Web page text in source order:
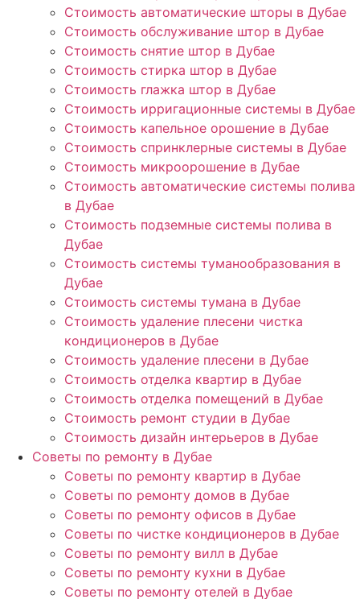
Стоимость автоматические шторы в Дубае
Стоимость обслуживание штор в Дубае
Стоимость снятие штор в Дубае
Стоимость стирка штор в Дубае
Стоимость глажка штор в Дубае
Стоимость ирригационные системы в Дубае
Стоимость капельное орошение в Дубае
Стоимость спринклерные системы в Дубае
Стоимость микроорошение в Дубае
Стоимость автоматические системы полива
в Дубае
Стоимость подземные системы полива в
Дубае
Стоимость системы туманообразования в
Дубае
Стоимость системы тумана в Дубае
Стоимость удаление плесени чистка
кондиционеров в Дубае
Стоимость удаление плесени в Дубае
Стоимость отделка квартир в Дубае
Стоимость отделка помещений в Дубае
Стоимость ремонт студии в Дубае
Стоимость дизайн интерьеров в Дубае
Советы по ремонту в Дубае
Советы по ремонту квартир в Дубае
Советы по ремонту домов в Дубае
Советы по ремонту офисов в Дубае
Советы по чистке кондиционеров в Дубае
Советы по ремонту вилл в Дубае
Советы по ремонту кухни в Дубае
Советы по ремонту отелей в Дубае